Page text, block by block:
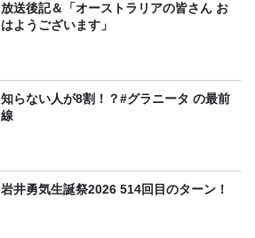
放送後記＆「オーストラリアの皆さん お
はようございます」
知らない人が8割！？#グラニータ の最前
線
岩井勇気生誕祭2026 514回目のターン！